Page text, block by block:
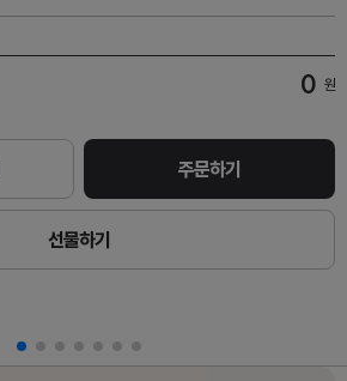
0 원
주문하기
선물하기